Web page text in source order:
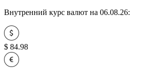
Внутренний курс валют на 06.08.26:
$ 84.98